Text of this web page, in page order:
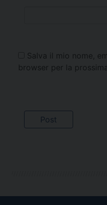
Salva il mio nome,
browser per la